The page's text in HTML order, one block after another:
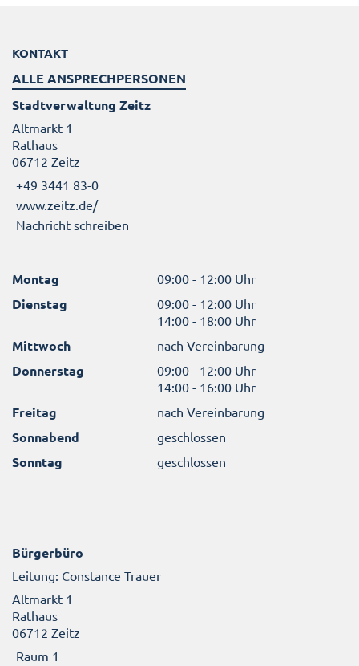
KONTAKT
ALLE ANSPRECHPERSONEN
Stadtverwaltung Zeitz
Altmarkt 1
Rathaus
06712 Zeitz
+49 3441 83-0
www.zeitz.de/
Nachricht schreiben
Montag 09:00 - 12:00 Uhr
Dienstag
09:00 - 12:00 Uhr
14:00 - 18:00 Uhr
Mittwoch nach Vereinbarung
Donnerstag
09:00 - 12:00 Uhr
14:00 - 16:00 Uhr
Freitag nach Vereinbarung
Sonnabend geschlossen
Sonntag geschlossen
Bürgerbüro
Leitung: Constance Trauer
Altmarkt 1
Rathaus
06712 Zeitz
Raum 1